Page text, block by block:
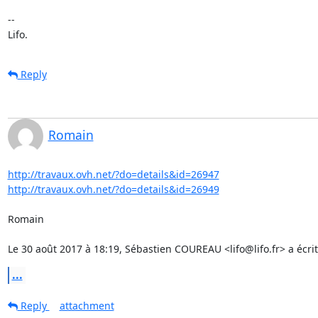
--
Lifo.
Reply
Romain
http://travaux.ovh.net/?do=details&id=26947
http://travaux.ovh.net/?do=details&id=26949
Romain
Le 30 août 2017 à 18:19, Sébastien COUREAU <lifo@lifo.fr> a
...
Reply
attachment